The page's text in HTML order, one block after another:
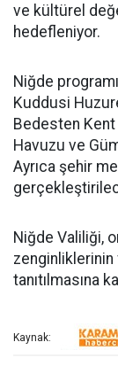
ve kültürel
hedefleniyor.
Niğde
Kuddusi
Bedesten Kent
Havuzu ve
Ayrıca şehir
Niğde Valiliği,
zenginliklerinin
tanıtılmasına
Kaynak: